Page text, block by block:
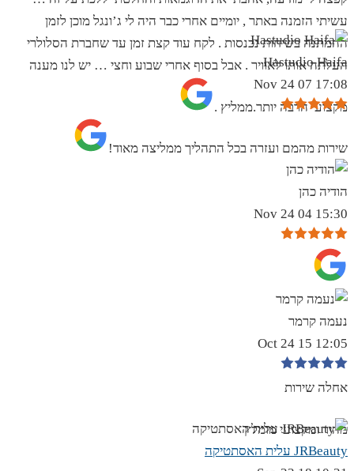
עשיתי הזמנה באתר , יומיים אחרי כבר היה לי ג’ונגל מוכן לזמן
ההמתנה בשיחות נכנסות . לקח עוד קצת זמן עד שחברת הסלולרי
העלתה אותו לאוויר . אבל בסוף אחרי שבוע וחצי … יש לנו מענה
מקצועי הרבה יותר.ממליץ .
Hastudio Haifa
17:08 07 Nov 24
שירות מהמם ועזרה בכל התהליך ממליצה מאוד!
הודיה כהן
15:30 04 Nov 24
נעמה קרמר
12:05 15 Oct 24
אחלה שירות
מהיר ומקצועי מומלץ
JRBeauty עלית האסתטיקה